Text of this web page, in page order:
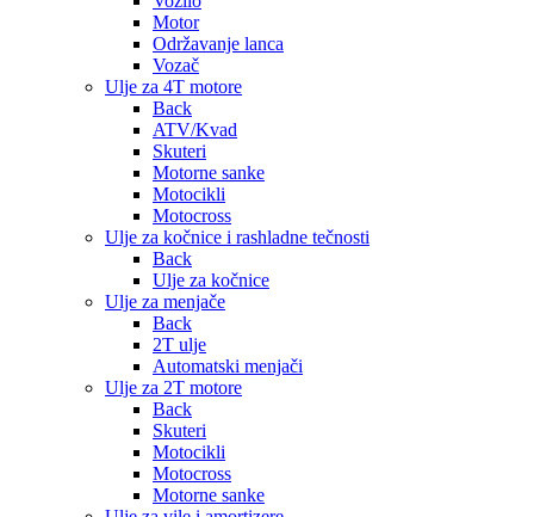
Motor
Održavanje lanca
Vozač
Ulje za 4T motore
Back
ATV/Kvad
Skuteri
Motorne sanke
Motocikli
Motocross
Ulje za kočnice i rashladne tečnosti
Back
Ulje za kočnice
Ulje za menjače
Back
2T ulje
Automatski menjači
Ulje za 2T motore
Back
Skuteri
Motocikli
Motocross
Motorne sanke